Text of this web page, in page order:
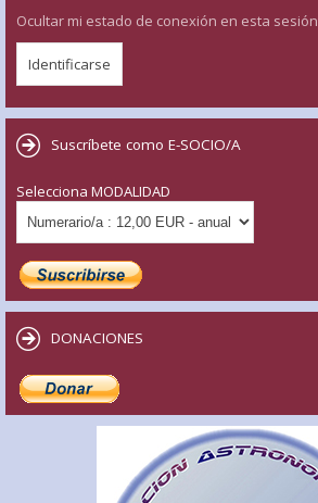
Ocultar mi estado de conexión en esta sesión
Suscríbete como E-SOCIO/A
Selecciona MODALIDAD
DONACIONES